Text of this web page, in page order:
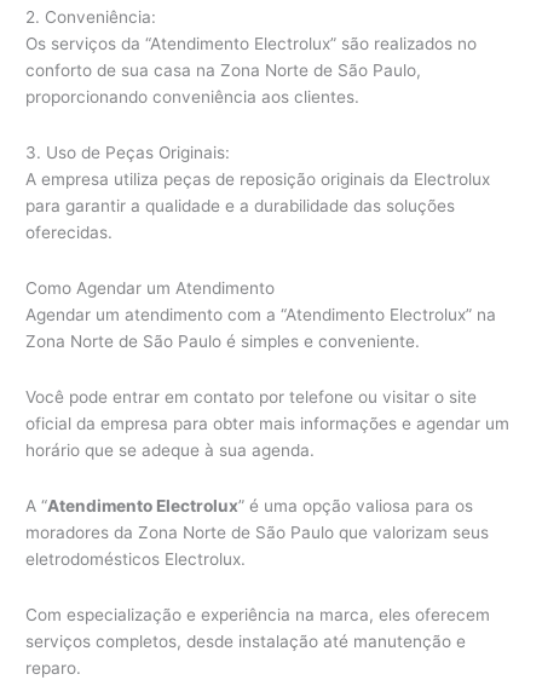
2. Conveniência:
Os serviços da “Atendimento Electrolux” são realizados no
conforto de sua casa na Zona Norte de São Paulo,
proporcionando conveniência aos clientes.
3. Uso de Peças Originais:
A empresa utiliza peças de reposição originais da Electrolux
para garantir a qualidade e a durabilidade das soluções
oferecidas.
Como Agendar um Atendimento
Agendar um atendimento com a “Atendimento Electrolux” na
Zona Norte de São Paulo é simples e conveniente.
Você pode entrar em contato por telefone ou visitar o site
oficial da empresa para obter mais informações e agendar um
horário que se adeque à sua agenda.
A “Atendimento Electrolux” é uma opção valiosa para os
moradores da Zona Norte de São Paulo que valorizam seus
eletrodomésticos Electrolux.
Com especialização e experiência na marca, eles oferecem
serviços completos, desde instalação até manutenção e
reparo.